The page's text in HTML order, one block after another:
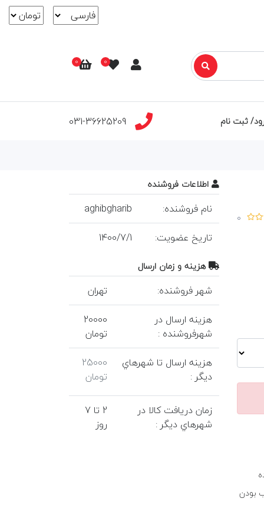
0
0
ثبت نام 031-36625209
0
بودن
اطلاعات فروشنده
نام فروشنده:
aghibgharib
تاريخ عضويت:
1400/7/1
هزينه و زمان ارسال
شهر فروشنده:
تهران
هزينه ارسال در
شهرفروشنده :
20000
تومان
هزينه ارسال تا شهرهاي
ديگر :
25000
تومان
زمان دريافت کالا در
شهرهاي ديگر :
2 تا 7
روز